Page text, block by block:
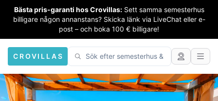
Bästa pris-garanti hos Crovillas: Sett samma semesterhus
billigare någon annanstans? Skicka länk via LiveChat eller e-
post – och boka 100 € billigare!
CROVILLAS